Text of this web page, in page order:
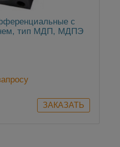
с
тип МДП, МДПЭ